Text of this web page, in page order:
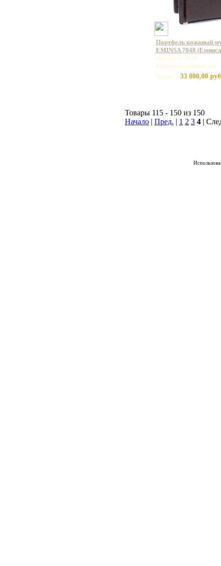
Портфель кожаный
EMINSA 7048
Артикул: 7048
Базовая единица: шт
Цена:
33 000,00
Товары 115 - 150 из 150
Начало
Пред. 1 2 3 4 |